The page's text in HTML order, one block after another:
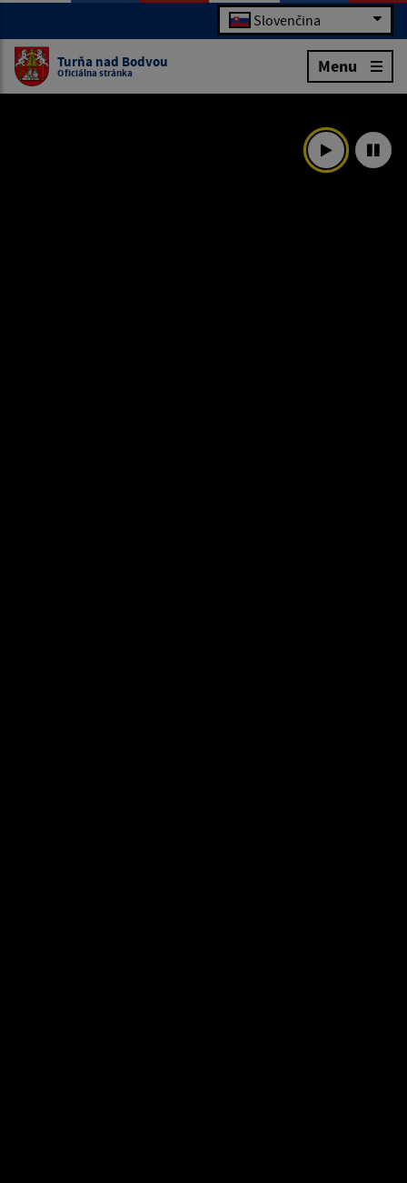
Slovenčina
Turňa nad Bodvou
Oficiálna stránka Menu